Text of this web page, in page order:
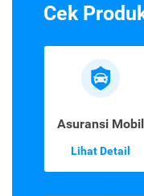
Cek
Asuransi Mobil
Lihat Detail